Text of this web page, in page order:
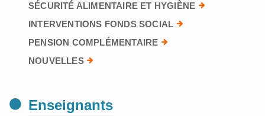
SÉCURITÉ ALIMENTAIRE ET HYGIÈNE
INTERVENTIONS FONDS SOCIAL
PENSION COMPLÉMENTAIRE
NOUVELLES
Enseignants